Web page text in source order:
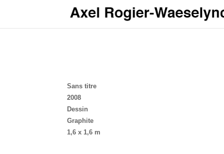
Sans titre
2008
Dessin
Graphite
1,6 x 1,6 m